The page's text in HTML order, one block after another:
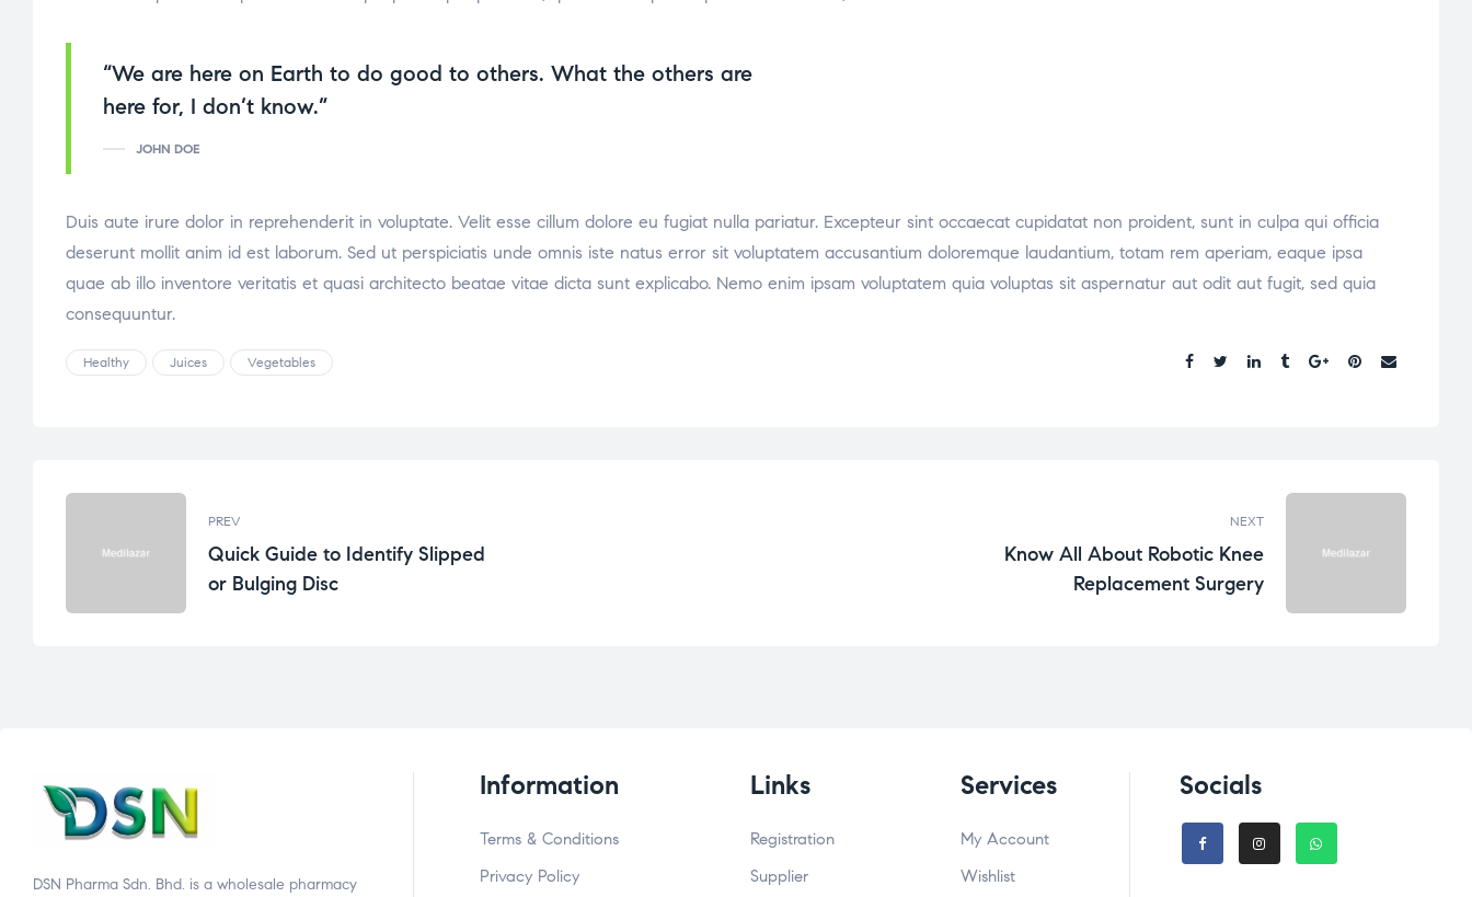
“We are here on Earth to do good to others. What the others are
here for, I don’t know.”
JOHN DOE
Duis aute irure dolor in reprehenderit in voluptate. Velit esse cillum dolore eu fugiat nulla pariatur. Excepteur sint occaecat cupidatat non proident, sunt in culpa qui officia
deserunt mollit anim id est laborum. Sed ut perspiciatis unde omnis iste natus error sit voluptatem accusantium doloremque laudantium, totam rem aperiam, eaque ipsa
quae ab illo inventore veritatis et quasi architecto beatae vitae dicta sunt explicabo. Nemo enim ipsam voluptatem quia voluptas sit aspernatur aut odit aut fugit, sed quia
consequuntur.
Healthy Juices Vegetables
PREV
Quick Guide to Identify Slipped
or Bulging Disc
NEXT
Know All About Robotic Knee
Replacement Surgery
DSN Pharma Sdn. Bhd. is a wholesale pharmacy
Information
Terms & Conditions
Privacy Policy
Links
Registration
Supplier
Services
My Account
Wishlist
Socials